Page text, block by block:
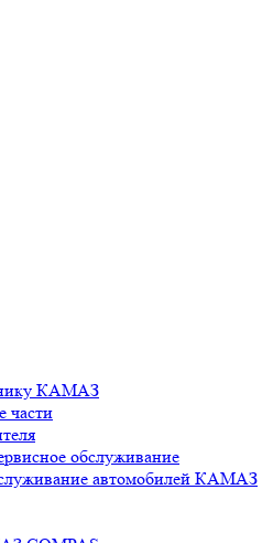
КАМАЗ
части
обслуживание
автомобилей КАМАЗ